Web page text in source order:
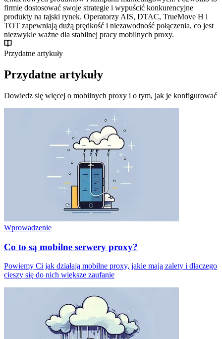
firmie dostosować swoje strategie i wypuścić konkurencyjne
produkty na tajski rynek. Operatorzy AIS, DTAC, TrueMove H i
TOT zapewniają dużą prędkość i niezawodność połączenia, co jest
niezwykle ważne dla stabilnej pracy mobilnych proxy.
Przydatne artykuły
Przydatne artykuły
Dowiedz się więcej o mobilnych proxy i o tym, jak je konfigurować
Wprowadzenie
Co to są mobilne serwery proxy?
Powiemy Ci jak działają mobilne proxy, jakie mają zalety i dlaczego
cieszy się do nich większe zaufanie